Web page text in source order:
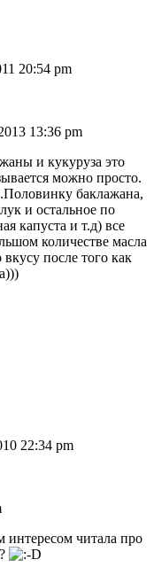
20:54 pm
13:36 pm
и кукуруза это
можно просто.
баклажана,
и остальное по
капуста и т.д) все
количестве масла
после того как
22:34 pm
читала про